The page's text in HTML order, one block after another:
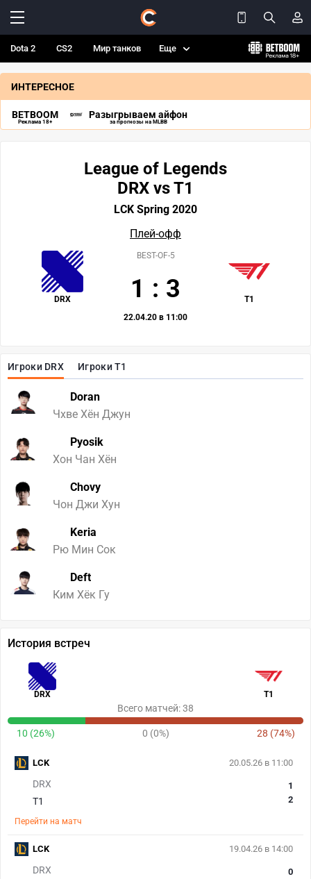
Dota 2 CS2 Мир танков Еще
ИНТЕРЕСНОЕ
BETBOOM
Реклама 18+
Разыгрываем айфон
за прогнозы на MLBB
Игроки DRX Игроки T1
Doran
Чхве Хён Джун
Pyosik
Хон Чан Хён
Chovy
Чон Джи Хун
Keria
Рю Мин Сок
Deft
Ким Хёк Гу
League of Legends
DRX vs T1
LCK Spring 2020
Плей-офф
DRX T1
BEST-OF-5
1 : 3
22.04.20 в 11:00
История встреч
DRX T1
Всего матчей: 38
10 (26%) 0 (0%) 28 (74%)
20.05.26 в 11:00
DRX
T1
1
2
Перейти на матч
LCK
19.04.26 в 14:00
DRX
0
LCK